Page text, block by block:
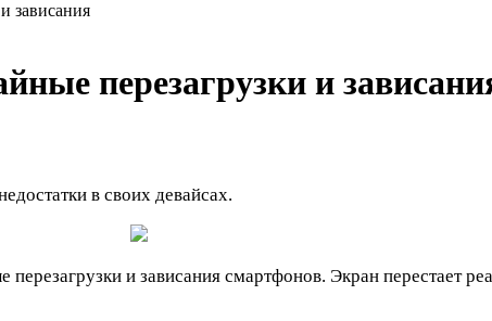
зависания
перезагрузки и
в своих девайсах.
и зависания смартфонов. Экран перестает